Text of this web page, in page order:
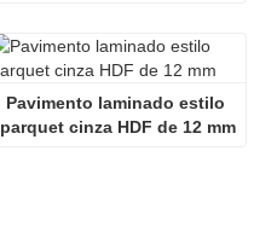
Pavimento laminado estilo
parquet cinza HDF de 12 mm